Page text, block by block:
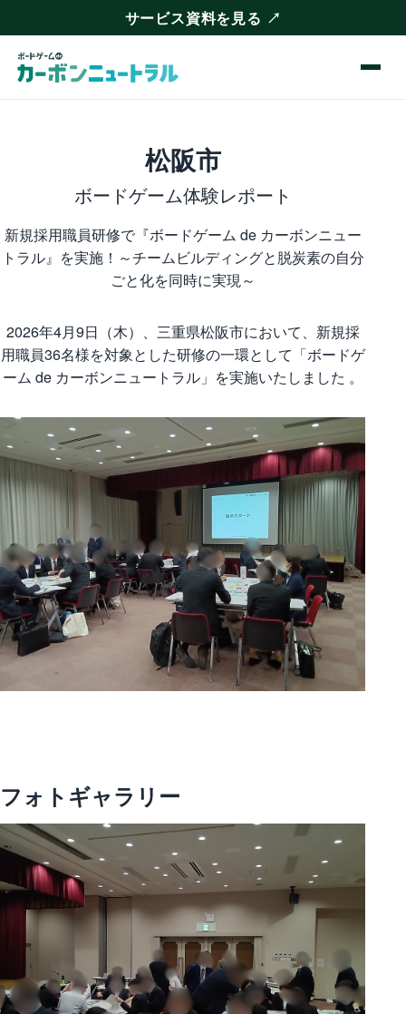
サービス資料を見る ↗
メニュ
松阪市
ボードゲーム体験レポート
新規採用職員研修で『ボードゲーム de カーボンニュー
トラル』を実施！～チームビルディングと脱炭素の自分
ごと化を同時に実現～
2026年4月9日（木）、三重県松阪市において、新規採
用職員36名様を対象とした研修の一環として「ボードゲ
ーム de カーボンニュートラル」を実施いたしました 。
フォトギャラリー